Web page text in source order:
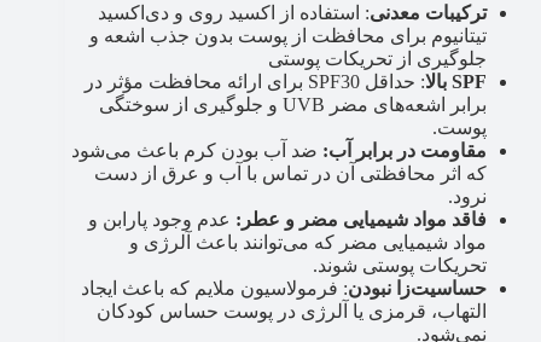
ترکیبات معدنی: استفاده از اکسید روی و دی‌اکسید
تیتانیوم برای محافظت از پوست بدون جذب اشعه و
جلوگیری از تحریکات پوستی
SPF بالا
: حداقل SPF30 برای ارائه محافظت مؤثر در
برابر اشعه‌های مضر UVB و جلوگیری از سوختگی
پوست.
مقاومت در برابر آب: ضد آب بودن کرم باعث می‌شود
که اثر محافظتی آن در تماس با آب و عرق از دست
نرود.
فاقد مواد شیمیایی مضر و عطر: عدم وجود پارابن و
مواد شیمیایی مضر که می‌توانند باعث آلرژی و
تحریکات پوستی شوند.
حساسیت‌زا نبودن: فرمولاسیون ملایم که باعث ایجاد
التهاب، قرمزی یا آلرژی در پوست حساس کودکان
نمی‌شود.